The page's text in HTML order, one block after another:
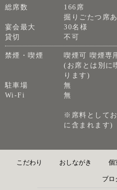
総席数
166席
掘りごたつ席
宴会最大
30名様
貸切
不可
禁煙・喫煙
喫煙可 喫煙専
(お席とは別に
ります)
駐車場
無
Wi-Fi
無
※席料として
に含まれます)
こだわり おしながき 個
ブロ